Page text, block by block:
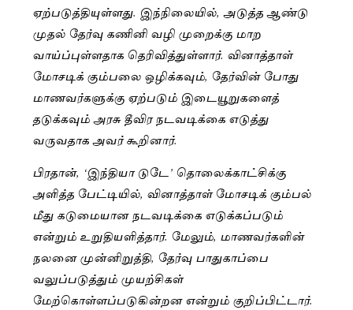
ஏற்படுத்தியுள்ளது. இந்நிலையில், அடுத்த ஆண்டு
முதல் தேர்வு கணினி வழி முறைக்கு மாற
வாய்ப்புள்ளதாக தெரிவித்துள்ளார். வினாத்தாள்
மோசடிக் கும்பலை ஒழிக்கவும், தேர்வின் போது
மாணவர்களுக்கு ஏற்படும் இடையூறுகளைத்
தடுக்கவும் அரசு தீவிர நடவடிக்கை எடுத்து
வருவதாக அவர் கூறினார்.
பிரதான், ‘இந்தியா டுடே’ தொலைக்காட்சிக்கு
அளித்த பேட்டியில், வினாத்தாள் மோசடிக் கும்பல்
மீது கடுமையான நடவடிக்கை எடுக்கப்படும்
என்றும் உறுதியளித்தார். மேலும், மாணவர்களின்
நலனை முன்னிறுத்தி, தேர்வு பாதுகாப்பை
வலுப்படுத்தும் முயற்சிகள்
மேற்கொள்ளப்படுகின்றன என்றும் குறிப்பிட்டார்.